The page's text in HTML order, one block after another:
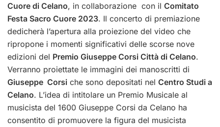
Cuore di Celano, in collaborazione con il Comitato
Festa Sacro Cuore 2023. Il concerto di premiazione
dedicherà l’apertura alla proiezione del video che
ripropone i momenti significativi delle scorse nove
edizioni del Premio Giuseppe Corsi Città di Celano.
Verranno proiettate le immagini dei manoscritti di
Giuseppe Corsi che sono depositati nel Centro Studi a
Celano. L’idea di intitolare un Premio Musicale al
musicista del 1600 Giuseppe Corsi da Celano ha
consentito di promuovere la figura del musicista